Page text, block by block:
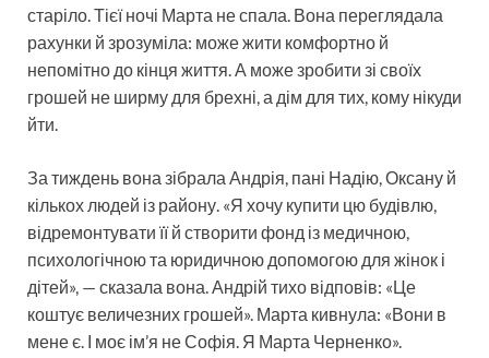
старіло. Тієї ночі Марта не спала. Вона переглядала
рахунки й зрозуміла: може жити комфортно й
непомітно до кінця життя. А може зробити зі своїх
грошей не ширму для брехні, а дім для тих, кому нікуди
йти.
За тиждень вона зібрала Андрія, пані Надію, Оксану й
кількох людей із району. «Я хочу купити цю будівлю,
відремонтувати її й створити фонд із медичною,
психологічною та юридичною допомогою для жінок і
дітей», — сказала вона. Андрій тихо відповів: «Це
коштує величезних грошей». Марта кивнула: «Вони в
мене є. І моє ім’я не Софія. Я Марта Черненко».